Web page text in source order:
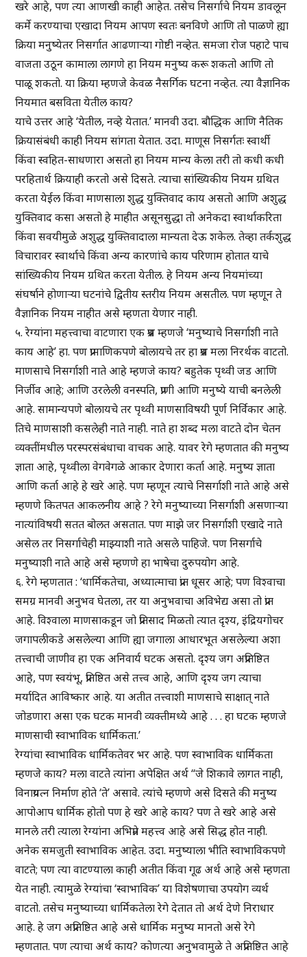
खरे आहे, पण त्या आणखी काही आहेत. तसेच निसर्गाचे नियम डावलून
कर्मे करण्याचा एखादा नियम आपण स्वतः बनविणे आणि तो पाळणे ह्या
क्रिया मनुष्येतर निसर्गात आढणाऱ्या गोष्टी नव्हेत. समजा रोज पहाटे पाच
वाजता उठून कामाला लागणे हा नियम मनुष्य करू शकतो आणि तो
पाळू शकतो. या क्रिया म्हणजे केवळ नैसर्गिक घटना नव्हेत. त्या वैज्ञानिक
नियमात बसविता येतील काय?
याचे उत्तर आहे ‘येतील, नव्हे येतात.’ मानवी उदा. बौद्धिक आणि नैतिक
क्रियासंबंधी काही नियम सांगता येतात. उदा. माणूस निसर्गतः स्वार्थी
किंवा स्वहित-साधणारा असतो हा नियम मान्य केला तरी तो कधी कधी
परहितार्थ क्रियाही करतो असे दिसते. त्याचा सांख्यिकीय नियम ग्रथित
करता येईल किंवा माणसाला शुद्ध युक्तिवाद काय असतो आणि अशुद्ध
युक्तिवाद कसा असतो हे माहीत असूनसुद्धा तो अनेकदा स्वार्थाकरिता
किंवा सवयीमुळे अशुद्ध युक्तिवादाला मान्यता देऊ शकेल. तेव्हा तर्कशुद्ध
विचारावर स्वार्थाचे किंवा अन्य कारणांचे काय परिणाम होतात याचे
सांख्यिकीय नियम ग्रथित करता येतील. हे नियम अन्य नियमांच्या
संघर्षाने होणाऱ्या घटनांचे द्वितीय स्तरीय नियम असतील. पण म्हणून ते
वैज्ञानिक नियम नाहीत असे म्हणता येणार नाही.
५. रेग्यांना महत्त्वाचा वाटणारा एक प्रश्न म्हणजे ‘मनुष्याचे निसर्गाशी नाते
काय आहे’ हा. पण प्रामाणिकपणे बोलायचे तर हा प्रश्न मला निरर्थक वाटतो.
माणसाचे निसर्गाशी नाते आहे म्हणजे काय? बहुतेक पृथ्वी जड आणि
निर्जीव आहे; आणि उरलेली वनस्पति, प्राणी आणि मनुष्ये याची बनलेली
आहे. सामान्यपणे बोलायचे तर पृथ्वी माणसाविषयी पूर्ण निर्विकार आहे.
तिचे माणसाशी कसलेही नाते नाही. नाते हा शब्द मला वाटते दोन चेतन
व्यक्तींमधील परस्परसंबंधाचा वाचक आहे. यावर रेगे म्हणतात की मनुष्य
ज्ञाता आहे, पृथ्वीला वेगवेगळे आकार देणारा कर्ता आहे. मनुष्य ज्ञाता
आणि कर्ता आहे हे खरे आहे. पण म्हणून त्याचे निसर्गाशी नाते आहे असे
म्हणणे कितपत आकलनीय आहे ? रेगे मनुष्याच्या निसर्गाशी असणाऱ्या
नात्यांविषयी सतत बोलत असतात. पण माझे जर निसर्गाशी एखादे नाते
असेल तर निसर्गाचेही माझ्याशी नाते असले पाहिजे. पण निसर्गाचे
मनुष्याशी नाते आहे असे म्हणणे हा भाषेचा दुरुपयोग आहे.
६. रेगे म्हणतात : ‘धार्मिकतेचा, अध्यात्माचा प्रांत धूसर आहे; पण विश्वाचा
समग्र मानवी अनुभव घेतला, तर या अनुभवाचा अविभेद्य असा तो प्रांत
आहे. विश्वाला माणसाकडून जो प्रतिसाद मिळतो त्यात दृश्य, इंद्रियगोचर
जगापलीकडे असलेल्या आणि ह्या जगाला आधारभूत असलेल्या अशा
तत्त्वाची जाणीव हा एक अनिवार्य घटक असतो. दृश्य जग अप्रतिष्ठित
आहे, पण स्वयंभू, प्रतिष्ठित असे तत्त्व आहे, आणि दृश्य जग त्याचा
मर्यादित आविष्कार आहे. या अतीत तत्त्वाशी माणसाचे साक्षात् नाते
जोडणारा असा एक घटक मानवी व्यक्तीमध्ये आहे . . . हा घटक म्हणजे
माणसाची स्वाभाविक धार्मिकता.’
रेग्यांचा स्वाभाविक धार्मिकतेवर भर आहे. पण स्वाभाविक धार्मिकता
म्हणजे काय? मला वाटते त्यांना अपेक्षित अर्थ “जे शिकावे लागत नाही,
विनाप्रयत्न निर्माण होते ‘ते’ असावे. त्यांचे म्हणणे असे दिसते की मनुष्य
आपोआप धार्मिक होतो पण हे खरे आहे काय? पण ते खरे आहे असे
मानले तरी त्याला रेग्यांना अभिप्रेत महत्त्व आहे असे सिद्ध होत नाही.
अनेक समजुती स्वाभाविक आहेत. उदा. मनुष्याला भीति स्वाभाविकपणे
वाटते; पण त्या वाटण्याला काही अतीत किंवा गूढ अर्थ आहे असे म्हणता
येत नाही. त्यामुळे रेग्यांचा ‘स्वाभाविक’ या विशेषणाचा उपयोग व्यर्थ
वाटतो. तसेच मनुष्याच्या धार्मिकतेला रेगे देतात तो अर्थ देणे निराधार
आहे. हे जग अप्रतिष्ठित आहे असे धार्मिक मनुष्य मानतो असे रेगे
म्हणतात. पण त्याचा अर्थ काय? कोणत्या अनुभवामुळे ते अप्रतिष्ठित आहे